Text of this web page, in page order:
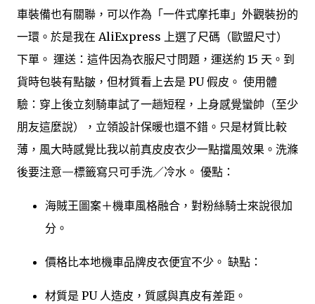
車裝備也有關聯，可以作為「一件式摩托車」外觀裝扮的
一環。於是我在 AliExpress 上選了尺碼（歐盟尺寸）
下單。 運送：這件因為衣服尺寸問題，運送約 15 天。到
貨時包裝有點皺，但材質看上去是 PU 假皮。 使用體
驗：穿上後立刻騎車試了一趟短程，上身感覺蠻帥（至少
朋友這麼說），立領設計保暖也還不錯。只是材質比較
薄，風大時感覺比我以前真皮皮衣少一點擋風效果。洗滌
後要注意—標籤寫只可手洗／冷水。 優點：
海賊王圖案＋機車風格融合，對粉絲騎士來說很加
分。
價格比本地機車品牌皮衣便宜不少。 缺點：
材質是 PU 人造皮，質感與真皮有差距。